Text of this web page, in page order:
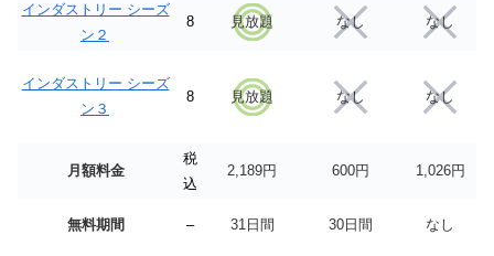
インダストリー シーズ
ン２
8 見放題 なし なし
インダストリー シーズ
ン３
8 見放題 なし なし
月額料金
税
込
2,189円 600円 1,026円
無料期間 – 31日間 30日間 なし